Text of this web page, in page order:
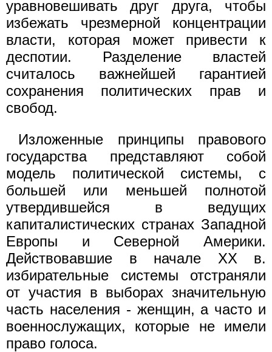
уравновешивать друг друга, чтобы
избежать чрезмерной концентрации
власти, которая может привести к
деспотии. Разделение властей
считалось важнейшей гарантией
сохранения политических прав и
свобод.
Изложенные принципы правового
государства представляют собой
модель политической системы, с
большей или меньшей полнотой
утвердившейся в ведущих
капиталистических странах Западной
Европы и Северной Америки.
Действовавшие в начале XX в.
избирательные системы отстраняли
от участия в выборах значительную
часть населения - женщин, а часто и
военнослужащих, которые не имели
право голоса.